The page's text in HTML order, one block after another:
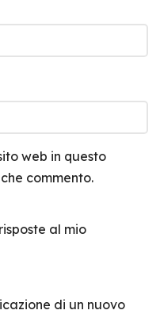
web in questo
commento.
al mio
di un nuovo